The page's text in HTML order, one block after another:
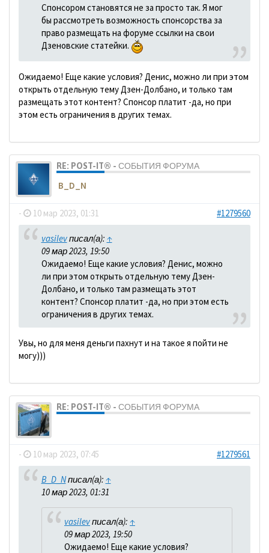
Спонсором становятся не за просто так. Я мог
бы рассмотреть возможность спонсорства за
право размещать на форуме ссылки на свои
Дзеновские статейки.
Ожидаемо! Еще какие условия? Денис, можно ли при этом
открыть отдельную тему Дзен-Долбано, и только там
размещать этот контент? Спонсор платит -да, но при
этом есть ограничения в других темах.
RE: POST-IT® - СОБЫТИЯ ФОРУМА
B_D_N
- 10 мар 2023, 01:31 #1279560
vasilevписал(а): ↑
09 мар 2023, 19:50
Ожидаемо! Еще какие условия? Денис, можно
ли при этом открыть отдельную тему Дзен-
Долбано, и только там размещать этот
контент? Спонсор платит -да, но при этом есть
ограничения в других темах.
Увы, но для меня деньги пахнут и на такое я пойти не
могу)))
RE: POST-IT® - СОБЫТИЯ ФОРУМА
- 10 мар 2023, 07:45 #1279561
B_D_Nписал(а): ↑
10 мар 2023, 01:31
vasilevписал(а): ↑
09 мар 2023, 19:50
Ожидаемо! Еще какие условия?